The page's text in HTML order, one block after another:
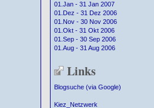
01.Jan - 31 Jan 2007
01.Dez - 31 Dez 2006
01.Nov - 30 Nov 2006
01.Okt - 31 Okt 2006
01.Sep - 30 Sep 2006
01.Aug - 31 Aug 2006
Links
Blogsuche (via Google)
Kiez_Netzwerk